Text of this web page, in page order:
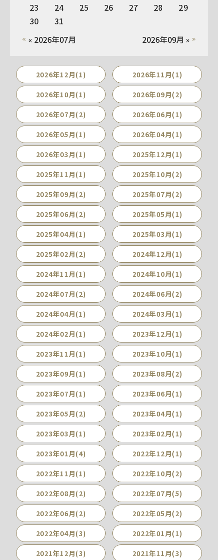
« 2026年07月 2026年09月 »
23
24 25 26 27 28
29
30
31
2026年12月(1) 2026年11月(1)
2026年10月(1) 2026年09月(2)
2026年07月(2) 2026年06月(1)
2026年05月(1) 2026年04月(1)
2026年03月(1) 2025年12月(1)
2025年11月(1) 2025年10月(2)
2025年09月(2) 2025年07月(2)
2025年06月(2) 2025年05月(1)
2025年04月(1) 2025年03月(1)
2025年02月(2) 2024年12月(1)
2024年11月(1) 2024年10月(1)
2024年07月(2) 2024年06月(2)
2024年04月(1) 2024年03月(1)
2024年02月(1) 2023年12月(1)
2023年11月(1) 2023年10月(1)
2023年09月(1) 2023年08月(2)
2023年07月(1) 2023年06月(1)
2023年05月(2) 2023年04月(1)
2023年03月(1) 2023年02月(1)
2023年01月(4) 2022年12月(1)
2022年11月(1) 2022年10月(2)
2022年08月(2) 2022年07月(5)
2022年06月(2) 2022年05月(2)
2022年04月(3) 2022年01月(1)
2021年12月(3) 2021年11月(3)